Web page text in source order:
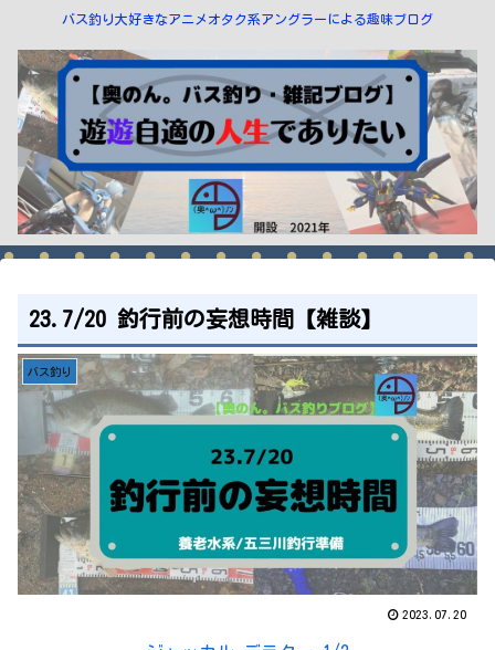
バス釣り大好きなアニメオタク系アングラーによる趣味ブログ
23.7/20 釣行前の妄想時間【雑談】
バス釣り
2023.07.20